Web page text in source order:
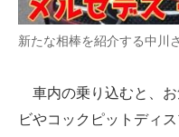
新たな相棒を紹介する中川
車内の乗り込むと、お
ビやコックピットディ